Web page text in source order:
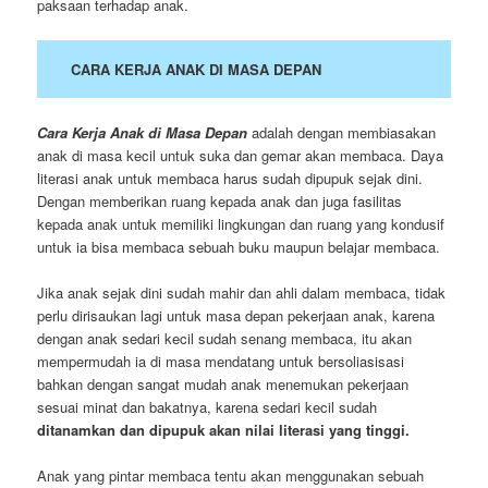
paksaan terhadap anak.
CARA KERJA ANAK DI MASA DEPAN
Cara Kerja Anak di Masa Depan adalah dengan membiasakan
anak di masa kecil untuk suka dan gemar akan membaca. Daya
literasi anak untuk membaca harus sudah dipupuk sejak dini.
Dengan memberikan ruang kepada anak dan juga fasilitas
kepada anak untuk memiliki lingkungan dan ruang yang kondusif
untuk ia bisa membaca sebuah buku maupun belajar membaca.
Jika anak sejak dini sudah mahir dan ahli dalam membaca, tidak
perlu dirisaukan lagi untuk masa depan pekerjaan anak, karena
dengan anak sedari kecil sudah senang membaca, itu akan
mempermudah ia di masa mendatang untuk bersoliasisasi
bahkan dengan sangat mudah anak menemukan pekerjaan
sesuai minat dan bakatnya, karena sedari kecil sudah
ditanamkan dan dipupuk akan nilai literasi yang tinggi.
Anak yang pintar membaca tentu akan menggunakan sebuah